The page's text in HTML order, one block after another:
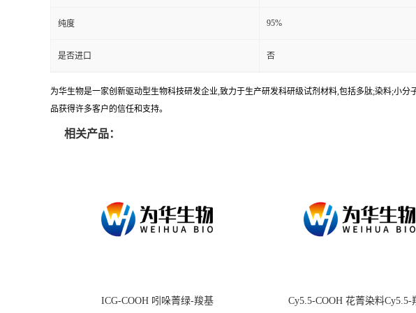
纯度 95%
是否进口 否
为华生物是一家创新驱动型生物科技研发企业,致力于生产研发科研级试剂材料,包括多肽;染料;小
品获得许多客户的信任和支持。
相关产品：
ICG-COOH 吲哚菁绿-羧基 Cy5.5-COOH 花菁染料Cy5.5-